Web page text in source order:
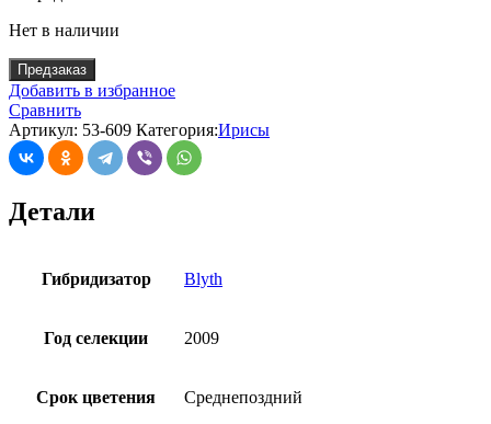
Нет в наличии
Предзаказ
Добавить в избранное
Сравнить
Артикул: 53-609 Категория:Ирисы
Детали
Гибридизатор Blyth
Год селекции 2009
Срок цветения Среднепоздний